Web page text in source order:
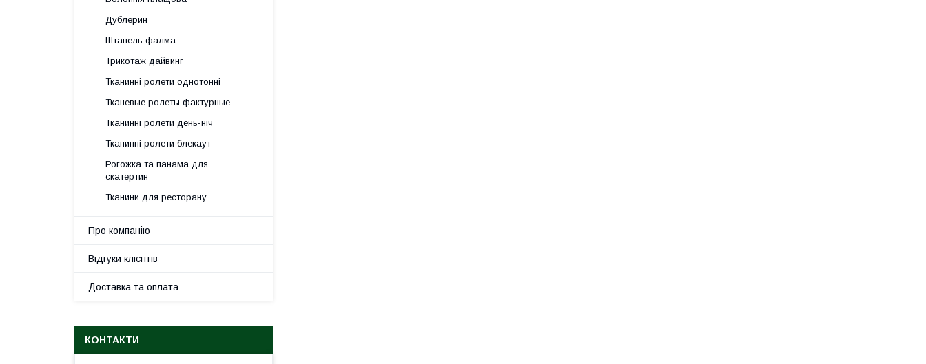
Дублерин
Штапель фалма
Трикотаж дайвинг
Тканинні ролети однотонні
Тканевые ролеты фактурные
Тканинні ролети день-ніч
Тканинні ролети блекаут
Рогожка та панама для
скатертин
Тканини для ресторану
Про компанію
Відгуки клієнтів
Доставка та оплата
КОНТАКТИ